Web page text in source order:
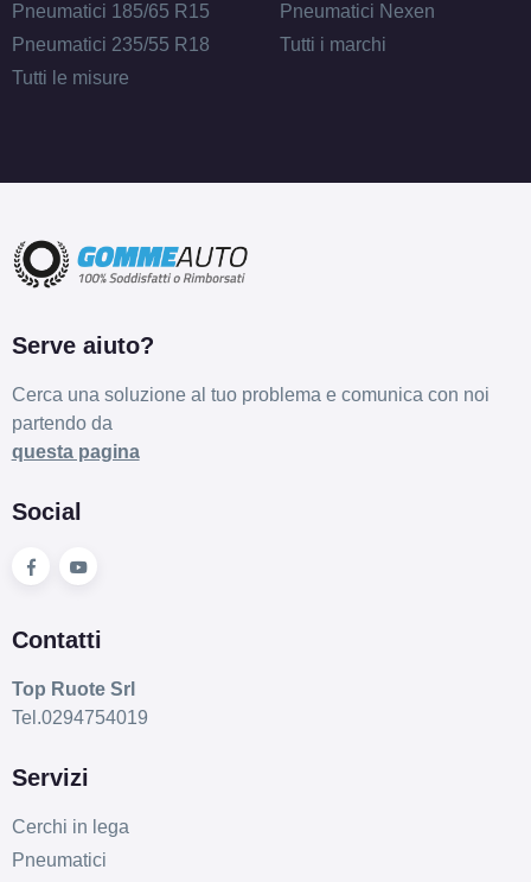
Pneumatici 185/65 R15
Pneumatici 235/55 R18
Tutti le misure
Pneumatici Nexen
Tutti i marchi
Serve aiuto?
Cerca una soluzione al tuo problema e comunica con noi
partendo da
questa pagina
Social
Contatti
Top Ruote Srl
Tel.0294754019
Servizi
Cerchi in lega
Pneumatici